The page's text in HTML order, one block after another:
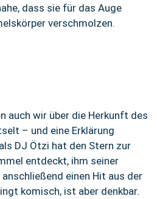
dass sie für das Auge
verschmolzen.
auch wir über die Herkunft des
– und eine Erklärung
DJ Ötzi hat den Stern zur
entdeckt, ihm seiner
einen Hit aus der
komisch, ist aber denkbar.